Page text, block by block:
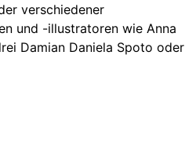
verschiedener
und -illustratoren wie Anna
Damian Daniela Spoto oder